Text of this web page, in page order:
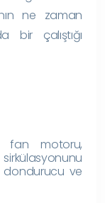
ne zaman
çalıştığı
fan motoru,
dondurucu ve